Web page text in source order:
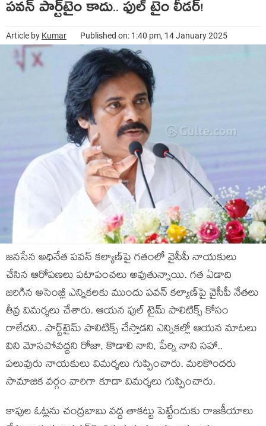
ప‌వ‌న్ పార్ట్‌టైం కాదు.. ఫుల్ టైం లీడర్!
Article by Kumar Published on: 1:40 pm, 14 January 2025
జ‌న‌సేన అధినేత ప‌వ‌న్ క‌ల్యాణ్‌పై గ‌తంలో వైసీపీ నాయ‌కులు
చేసిన ఆరోప‌ణ‌లు ప‌టాపంచ‌లు అవుతున్నాయి. గ‌త ఏడాది
జ‌రిగిన అసెంబ్లీ ఎన్నిక‌ల‌కు ముందు ప‌వ‌న్ క‌ల్యాణ్‌పై వైసీపీ నేత‌లు
తీవ్ర విమ‌ర్శలు చేశారు. ఆయ‌న ఫుల్ టైమ్ పాలిటిక్స్ కోసం
రాలేద‌ని.. పార్ట్‌టైమ్ పాలిటిక్స్ చేస్తాడ‌ని ఎన్నిక‌ల్లో ఆయ‌న మాట‌లు
విని మోసపోవ‌ద్ద‌ని రోజా, కొడాలి నాని, పేర్ని నాని స‌హా..
ప‌లువురు నాయ‌కులు విమ‌ర్శలు గుప్పించారు. మ‌రికొంద‌రు
సామాజిక వ‌ర్గం వారిగా కూడా విమ‌ర్శ‌లు గుప్పించారు.
కాపుల ఓట్ల‌ను చంద్ర‌బాబు వ‌ద్ద తాక‌ట్టు పెట్టేందుకు రాజ‌కీయాలు